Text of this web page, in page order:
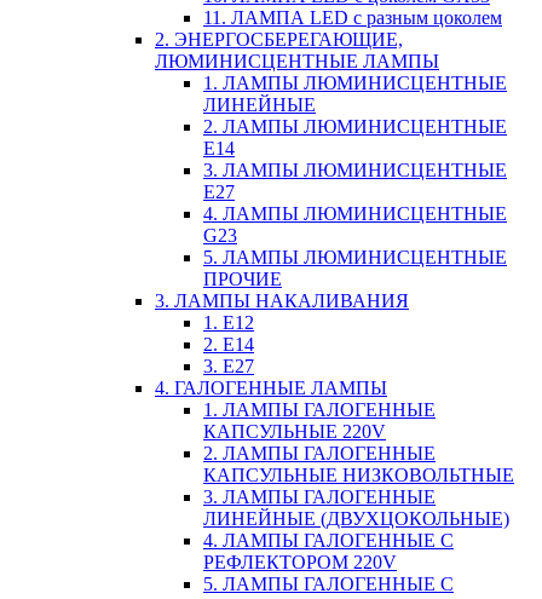
11. ЛАМПА LED c разным цоколем
2. ЭНЕРГОСБЕРЕГАЮЩИЕ,
ЛЮМИНИСЦЕНТНЫЕ ЛАМПЫ
1. ЛАМПЫ ЛЮМИНИСЦЕНТНЫЕ
ЛИНЕЙНЫЕ
2. ЛАМПЫ ЛЮМИНИСЦЕНТНЫЕ
E14
3. ЛАМПЫ ЛЮМИНИСЦЕНТНЫЕ
E27
4. ЛАМПЫ ЛЮМИНИСЦЕНТНЫЕ
G23
5. ЛАМПЫ ЛЮМИНИСЦЕНТНЫЕ
ПРОЧИЕ
3. ЛАМПЫ НАКАЛИВАНИЯ
1. E12
2. Е14
3. Е27
4. ГАЛОГЕННЫЕ ЛАМПЫ
1. ЛАМПЫ ГАЛОГЕННЫЕ
КАПСУЛЬНЫЕ 220V
2. ЛАМПЫ ГАЛОГЕННЫЕ
КАПСУЛЬНЫЕ НИЗКОВОЛЬТНЫЕ
3. ЛАМПЫ ГАЛОГЕННЫЕ
ЛИНЕЙНЫЕ (ДВУХЦОКОЛЬНЫЕ)
4. ЛАМПЫ ГАЛОГЕННЫЕ С
РЕФЛЕКТОРОМ 220V
5. ЛАМПЫ ГАЛОГЕННЫЕ С